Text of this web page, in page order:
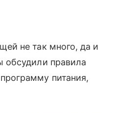
не так много, да и
обсудили правила
питания,